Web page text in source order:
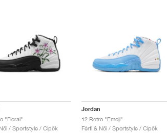
"Floral"
/ Sportstyle / Cipők
Jordan
12 Retro "Emoji"
Férfi & Női / Sportstyle / Cipők